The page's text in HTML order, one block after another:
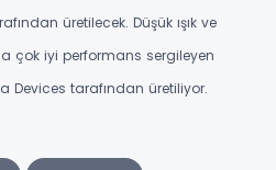
üretilecek. Düşük ışık ve
çok iyi performans sergileyen
Devices tarafından üretiliyor.